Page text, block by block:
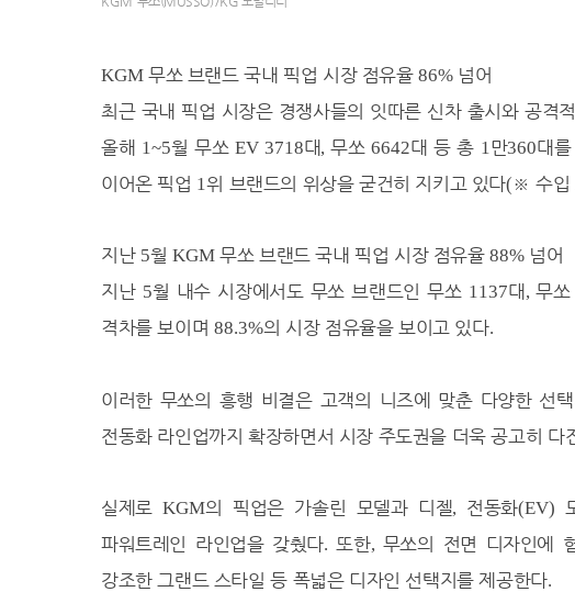
이천 34.2℃
인제 26.5℃
홍천 33.3℃
태백 26.2℃
제천 31.4℃
금산 33.0℃
세종 33.7℃
임실 31.8℃
정읍 34.8℃
남원 32.9℃
KGM 무쏘 브랜드 국내 픽업 시장 점유율86% 넘어
최근 국내 픽업 시장은 경쟁사들의 잇따른 신차 출시와 공격
올해 1~5월 무쏘 EV 3718대,무쏘6642대 등 총 1만360대
이어온 픽업 1위 브랜드의 위상을 굳건히 지키고 있다(※수입
지난 5월KGM무쏘 브랜드 국내 픽업 시장 점유율88% 넘어
지난 5월 내수 시장에서도 무쏘 브랜드인 무쏘 1137대,무쏘
격차를 보이며 88.3%의 시장 점유율을 보이고 있다.
이러한 무쏘의 흥행 비결은 고객의 니즈에 맞춘 다양한 선
전동화 라인업까지 확장하면서 시장 주도권을 더욱 공고히 다
실제로KGM의 픽업은 가솔린 모델과 디젤, 전동화(EV)
파워트레인 라인업을 갖췄다.또한, 무쏘의 전면 디자인에
강조한 그랜드 스타일 등 폭넓은 디자인 선택지를 제공한다.